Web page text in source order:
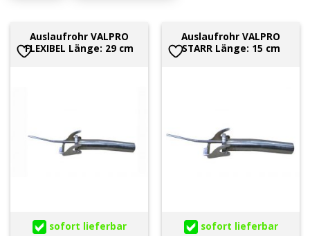
Auslaufrohr VALPRO
FLEXIBEL Länge: 29 cm
sofort lieferbar
Auslaufrohr VALPRO
STARR Länge: 15 cm
sofort lieferbar